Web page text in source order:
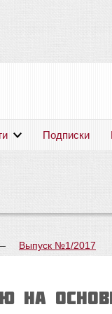
Подписки
Выпуск №1/2017
на